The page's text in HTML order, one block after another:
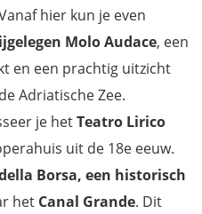
hier kun je even
Molo Audace, een
en een prachtig uitzicht
Adriatische Zee.
je hetTeatro Lirico
uit de 18e eeuw.
Borsa, een historisch
het Canal Grande. Dit